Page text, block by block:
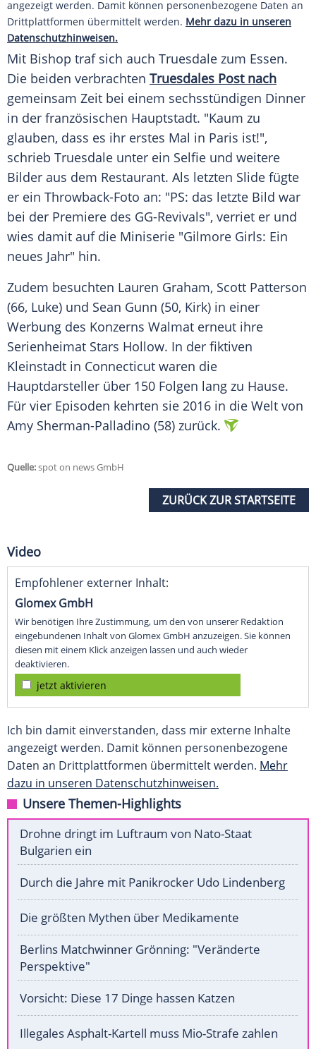
angezeigt werden. Damit können personenbezogene Daten an
Drittplattformen übermittelt werden. Mehr dazu in unseren
Datenschutzhinweisen.
Mit Bishop traf sich auch Truesdale zum Essen.
Die beiden verbrachten Truesdales Post nach
gemeinsam Zeit bei einem sechsstündigen Dinner
in der französischen Hauptstadt. "Kaum zu
glauben, dass es ihr erstes Mal in Paris ist!",
schrieb Truesdale unter ein Selfie und weitere
Bilder aus dem Restaurant. Als letzten Slide fügte
er ein Throwback-Foto an: "PS: das letzte Bild war
bei der Premiere des GG-Revivals", verriet er und
wies damit auf die Miniserie "Gilmore Girls: Ein
neues Jahr" hin.
Zudem besuchten Lauren Graham, Scott Patterson
(66, Luke) und Sean Gunn (50, Kirk) in einer
Werbung des Konzerns Walmat erneut ihre
Serienheimat Stars Hollow. In der fiktiven
Kleinstadt in Connecticut waren die
Hauptdarsteller über 150 Folgen lang zu Hause.
Für vier Episoden kehrten sie 2016 in die Welt von
Amy Sherman-Palladino (58) zurück.
Quelle:spot on news GmbH
ZURÜCK ZUR STARTSEITE
Video
Empfohlener externer Inhalt:
Glomex GmbH
Wir benötigen Ihre Zustimmung, um den von unserer Redaktion
eingebundenen Inhalt von Glomex GmbH anzuzeigen. Sie können
diesen mit einem Klick anzeigen lassen und auch wieder
deaktivieren.
jetzt aktivieren
Ich bin damit einverstanden, dass mir externe Inhalte
angezeigt werden. Damit können personenbezogene
Daten an Drittplattformen übermittelt werden. Mehr
dazu in unseren Datenschutzhinweisen.
Unsere Themen-Highlights
Drohne dringt im Luftraum von Nato-Staat
Bulgarien ein
Durch die Jahre mit Panikrocker Udo Lindenberg
Die größten Mythen über Medikamente
Berlins Matchwinner Grönning: "Veränderte
Perspektive"
Vorsicht: Diese 17 Dinge hassen Katzen
Illegales Asphalt-Kartell muss Mio-Strafe zahlen